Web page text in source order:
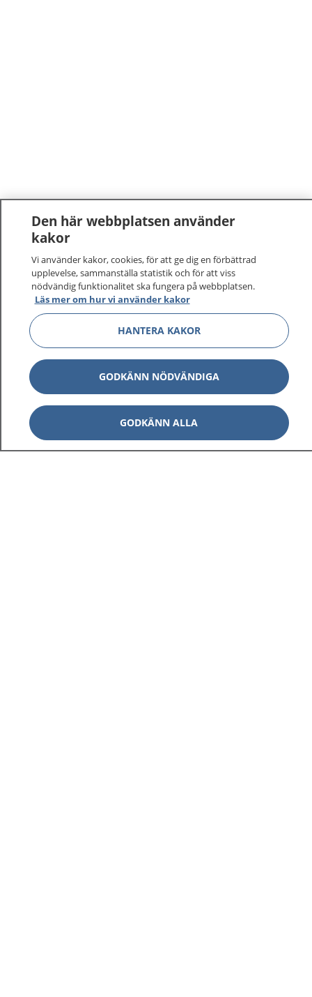
Den här webbplatsen använder
kakor
Vi använder kakor, cookies, för att ge dig en förbättrad
upplevelse, sammanställa statistik och för att viss
nödvändig funktionalitet ska fungera på webbplatsen.
Läs mer om hur vi använder kakor
HANTERA KAKOR
GODKÄNN NÖDVÄNDIGA
GODKÄNN ALLA